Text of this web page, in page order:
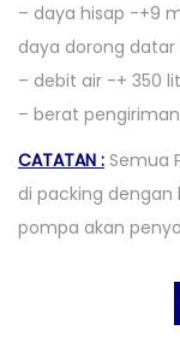
– daya hisap -+9
daya dorong
– debit air -+ 350
– berat
CATATAN : Semua
di packing dengan
pompa akan